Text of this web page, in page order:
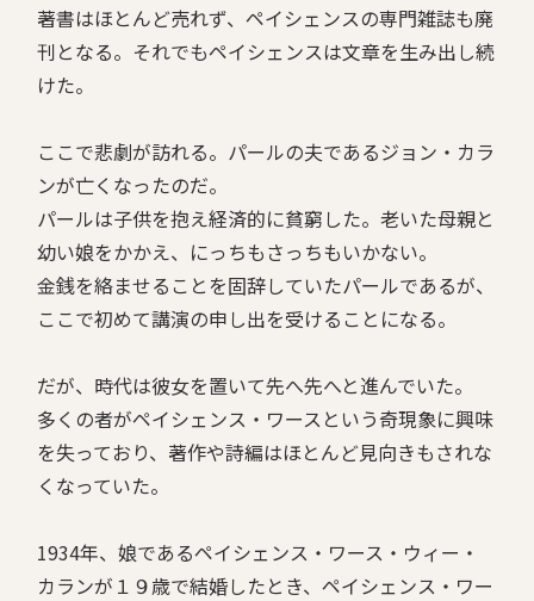
著書はほとんど売れず、ペイシェンスの専門雑誌も廃
刊となる。それでもペイシェンスは文章を生み出し続
けた。
ここで悲劇が訪れる。パールの夫であるジョン・カラ
ンが亡くなったのだ。
パールは子供を抱え経済的に貧窮した。老いた母親と
幼い娘をかかえ、にっちもさっちもいかない。
金銭を絡ませることを固辞していたパールであるが、
ここで初めて講演の申し出を受けることになる。
だが、時代は彼女を置いて先へ先へと進んでいた。
多くの者がペイシェンス・ワースという奇現象に興味
を失っており、著作や詩編はほとんど見向きもされな
くなっていた。
1934年、娘であるペイシェンス・ワース・ウィー・
カランが１９歳で結婚したとき、ペイシェンス・ワー